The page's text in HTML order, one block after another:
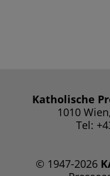
Katholische
1010
Tel:
© 1947-2026